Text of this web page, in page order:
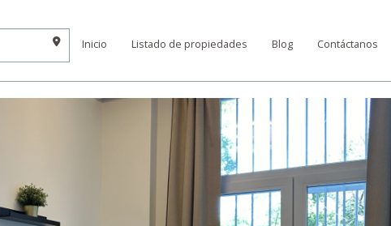
Inicio Listado de propiedades Blog Contáctanos